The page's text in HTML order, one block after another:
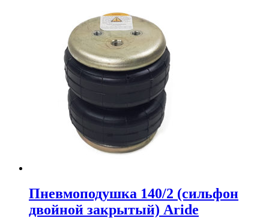
Пневмоподушка 140/2 (сильфон
двойной закрытый) Aride